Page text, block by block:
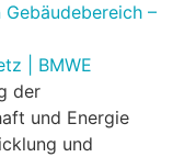
–
| BMWE
der
und Energie
und